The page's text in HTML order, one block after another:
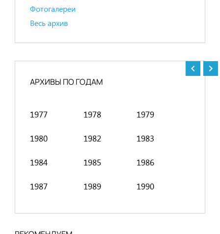
Фотогалереи
Весь архив
АРХИВЫ ПО ГОДАМ
1977 1978 1979
1980 1982 1983
1984 1985 1986
1987 1989 1990